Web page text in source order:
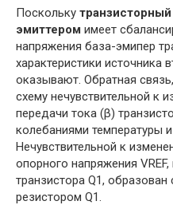
Поскольку
эмиттером имеет
напряжения база-эмипер
характеристики источника
оказывают. Обратная
схему нечувствительной к
передачи тока (β)
колебаниями температуры
Нечувствительной к
опорного напряжения
транзистора Q1, образован
резистором Q1.